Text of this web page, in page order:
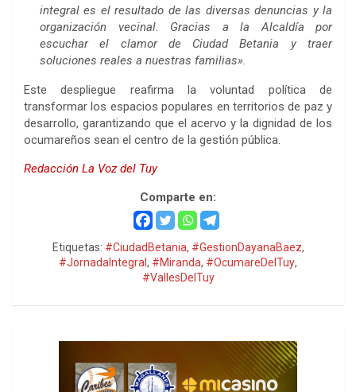
integral es el resultado de las diversas denuncias y la
organización vecinal. Gracias a la Alcaldía por
escuchar el clamor de Ciudad Betania y traer
soluciones reales a nuestras familias».
Este despliegue reafirma la voluntad política de
transformar los espacios populares en territorios de paz y
desarrollo, garantizando que el acervo y la dignidad de los
ocumareños sean el centro de la gestión pública.
Redacción La Voz del Tuy
Comparte en:
Etiquetas: #CiudadBetania, #GestionDayanaBaez,
#JornadaIntegral , #Miranda, #OcumareDelTuy,
#VallesDelTuy